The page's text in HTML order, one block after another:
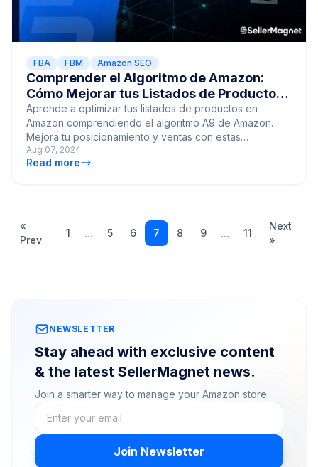
FBA FBM Amazon SEO
Comprender el Algoritmo de Amazon:
Cómo Mejorar tus Listados de Productos
y Aumentar las Ventas
Aprende a optimizar tus listados de productos en
Amazon comprendiendo el algoritmo A9 de Amazon.
Mejora tu posicionamiento y ventas con estas
estrategias prácticas.
Aug 07, 2024
Read more
«
Prev
1 ... 5 6 7 8 9 ... 11
Next
»
NEWSLETTER
Stay ahead with exclusive content
& the latest SellerMagnet news.
Join a smarter way to manage your Amazon store.
Join Newsletter